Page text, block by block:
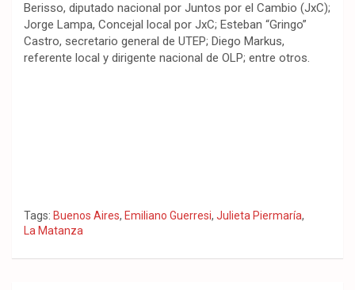
Berisso, diputado nacional por Juntos por el Cambio (JxC);
Jorge Lampa, Concejal local por JxC; Esteban “Gringo”
Castro, secretario general de UTEP; Diego Markus,
referente local y dirigente nacional de OLP; entre otros.
Tags: Buenos Aires, Emiliano Guerresi, Julieta Piermaría,
La Matanza